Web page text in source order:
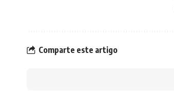
Comparte este artigo